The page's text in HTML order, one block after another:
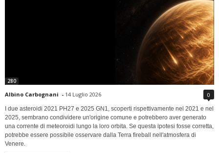
280
Albino Carbognani - 14 Luglio 2026 0
I due asteroidi 2021 PH27 e 2025 GN1, scoperti rispettivamente nel 2021 e nel
2025, sembrano condividere un'origine comune e potrebbero aver generato
una corrente di meteoroidi lungo la loro orbita. Se questa ipotesi fosse corretta,
potrebbe essere possibile osservare dalla Terra fireball nell'atmosfera di
Venere.